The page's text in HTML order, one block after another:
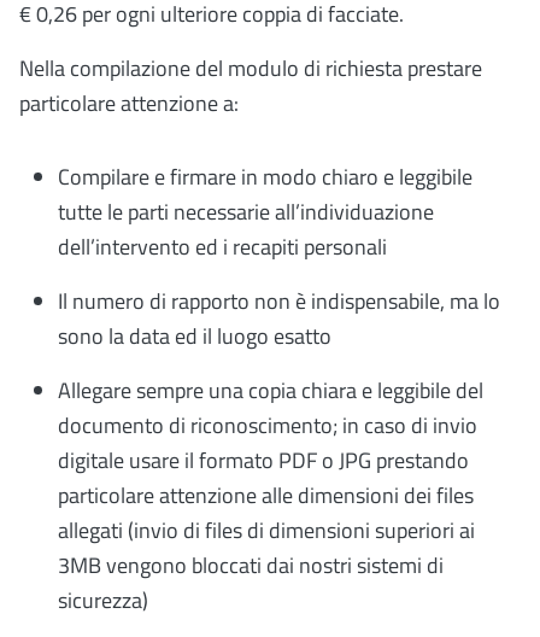
€ 0,26 per ogni ulteriore coppia di facciate.
Nella compilazione del modulo di richiesta prestare
particolare attenzione a:
Compilare e firmare in modo chiaro e leggibile
tutte le parti necessarie all’individuazione
dell’intervento ed i recapiti personali
Il numero di rapporto non è indispensabile, ma lo
sono la data ed il luogo esatto
Allegare sempre una copia chiara e leggibile del
documento di riconoscimento; in caso di invio
digitale usare il formato PDF o JPG prestando
particolare attenzione alle dimensioni dei files
allegati (invio di files di dimensioni superiori ai
3MB vengono bloccati dai nostri sistemi di
sicurezza)